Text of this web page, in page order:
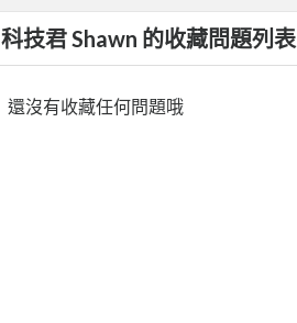
科技君 Shawn 的收藏問題列表
還沒有收藏任何問題哦